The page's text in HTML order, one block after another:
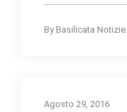
By Basilicata Notizie
Agosto 29, 2016